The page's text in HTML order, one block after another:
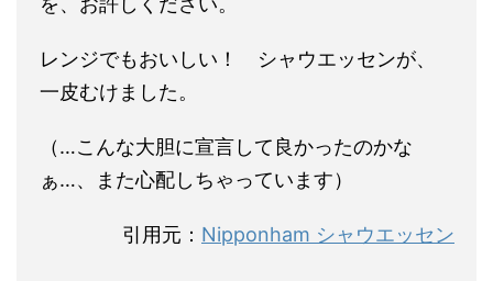
レンジでもおいしい！ シャウエッセンが、
一皮むけました。
（…こんな大胆に宣言して良かったのかな
ぁ…、また心配しちゃっています）
引用元： Nipponham シャウエッセン